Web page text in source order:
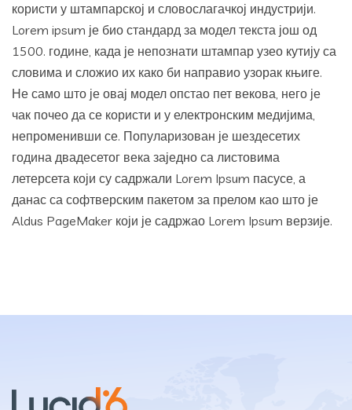
користи у штампарској и словослагачкој индустрији.
Lorem ipsum је био стандард за модел текста још од
1500. године, када је непознати штампар узео кутију са
словима и сложио их како би направио узорак књиге.
Не само што је овај модел опстао пет векова, него је
чак почео да се користи и у електронским медијима,
непроменивши се. Популаризован је шездесетих
година двадесетог века заједно са листовима
летерсета који су садржали Lorem Ipsum пасусе, а
данас са софтверским пакетом за прелом као што је
Aldus PageMaker који је садржао Lorem Ipsum верзије.